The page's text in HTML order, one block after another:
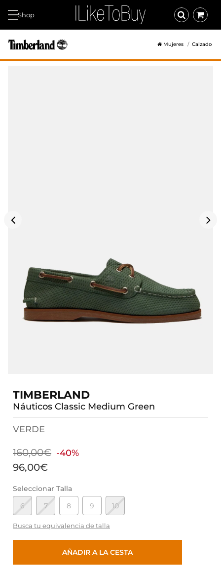
Shop
Mujeres Calzado
TIMBERLAND
Náuticos Classic Medium Green
VERDE
160,00€ -40%
96,00€
Seleccionar Talla
6
7 8 9 10
Busca tu equivalencia de talla
AÑADIR A LA CESTA